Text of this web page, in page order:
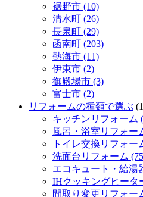
裾野市 (10)
清水町 (26)
長泉町 (29)
函南町 (203)
熱海市 (11)
伊東市 (2)
御殿場市 (3)
富士市 (2)
リフォームの種類で選ぶ
キッチンリフォーム
風呂・浴室リフォー
トイレ交換リフォー
洗面台リフォーム
エコキュート・給湯
IHクッキングヒータ
間取り変更リフォー